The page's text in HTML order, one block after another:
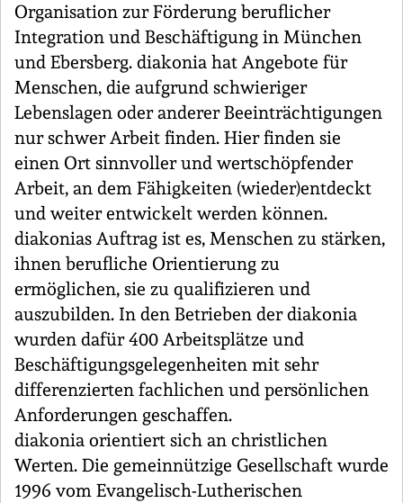
Organisation zur Förderung beruflicher
Integration und Beschäftigung in München
und Ebersberg. diakonia hat Angebote für
Menschen, die aufgrund schwieriger
Lebenslagen oder anderer Beeinträchtigungen
nur schwer Arbeit finden. Hier finden sie
einen Ort sinnvoller und wertschöpfender
Arbeit, an dem Fähigkeiten (wieder)entdeckt
und weiter entwickelt werden können.
diakonias Auftrag ist es, Menschen zu stärken,
ihnen berufliche Orientierung zu
ermöglichen, sie zu qualifizieren und
auszubilden. In den Betrieben der diakonia
wurden dafür 400 Arbeitsplätze und
Beschäftigungsgelegenheiten mit sehr
differenzierten fachlichen und persönlichen
Anforderungen geschaffen.
diakonia orientiert sich an christlichen
Werten. Die gemeinnützige Gesellschaft wurde
1996 vom Evangelisch-Lutherischen